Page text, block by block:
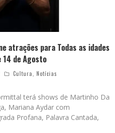
atrações para Todas as idades
14 de Agosto
Cultura, Notícias
terá shows de Martinho Da
Mariana Aydar com
Profana, Palavra Cantada,